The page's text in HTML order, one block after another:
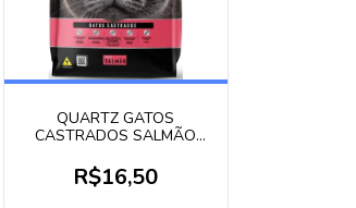
QUARTZ GATOS
CASTRADOS SALMÃO
R$16,50